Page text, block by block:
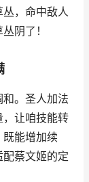
，命中敌人
阴了！
。圣人加法
让咱技能转
能增加续
蔡文姬的定